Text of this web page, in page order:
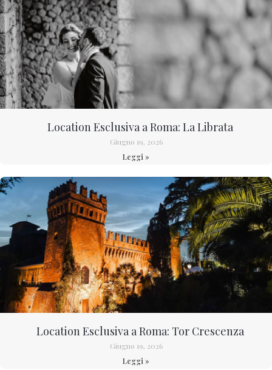
Location Esclusiva a Roma: La Librata
Giugno 19, 2026
Leggi »
Location Esclusiva a Roma: Tor Crescenza
Giugno 19, 2026
Leggi »